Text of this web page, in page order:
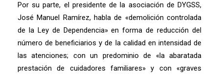
Por su parte, el presidente de la asociación de DYGSS,
José Manuel Ramírez, habla de «demolición controlada
de la Ley de Dependencia» en forma de reducción del
número de beneficiarios y de la calidad en intensidad de
las atenciones; con un predominio de «la abaratada
prestación de cuidadores familiares» y con «graves